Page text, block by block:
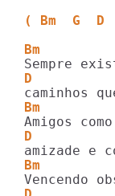
( Bm  G  D
Bm
D
Bm
D
Bm